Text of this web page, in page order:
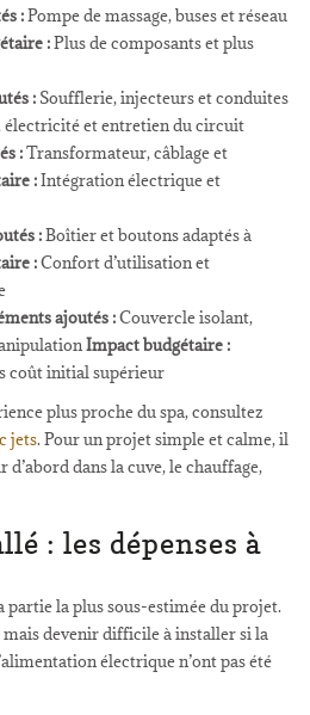
:Pompe de massage, buses et réseau
:Plus de composants et plus
: Soufflerie, injecteurs et conduites
électricité et entretien du circuit
:Transformateur, câblage et
:Intégration électrique et
:Boîtier et boutons adaptés à
:Confort d’utilisation et
ajoutés :Couvercle isolant,
Impact budgétaire :
coût initial supérieur
plus proche du spa, consultez
jets. Pour un projet simple et calme, il
dans la cuve, le chauffage,
: les dépenses à
partie la plus sous-estimée du projet.
devenir difficile à installer si la
électrique n’ont pas été